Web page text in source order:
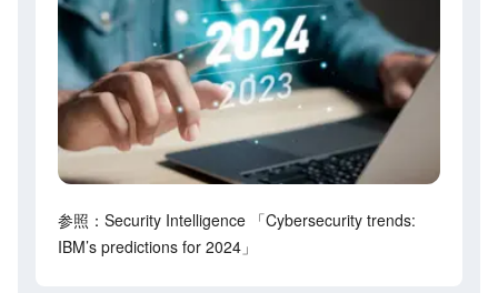
参照：Security Intelligence 「Cybersecurity trends:
IBM’s predictions for 2024」